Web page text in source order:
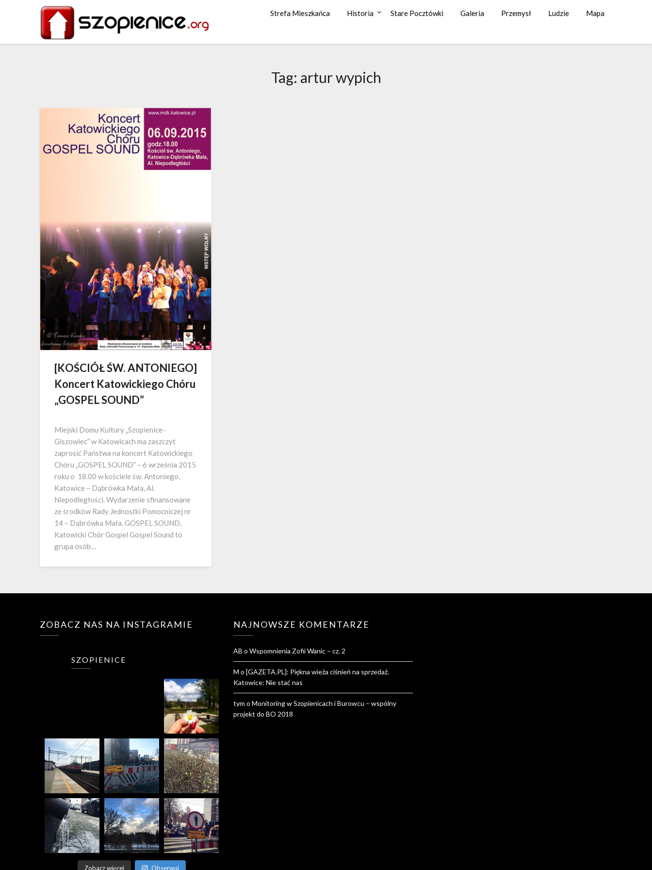
Strefa Mieszkańca Historia Stare Pocztówki Galeria Przemysł Ludzie Mapa
Tag: artur wypich
[KOŚCIÓŁ ŚW. ANTONIEGO]
Koncert Katowickiego Chóru
„GOSPEL SOUND”
Miejski Domu Kultury „Szopienice-
Giszowiec” w Katowicach ma zaszczyt
zaprosić Państwa na koncert Katowickiego
Chóru „GOSPEL SOUND” – 6 września 2015
roku o 18.00 w kościele św. Antoniego,
Katowice – Dąbrówka Mała, Al.
Niepodległości. Wydarzenie sfinansowane
ze środków Rady Jednostki Pomocniczej nr
14 – Dąbrówka Mała. GOSPEL SOUND,
Katowicki Chór Gospel Gospel Sound to
grupa osób…
ZOBACZ NAS NA INSTAGRAMIE
SZOPIENICE
Zobacz więcej Obserwuj
NAJNOWSZE KOMENTARZE
AB oWspomnienia Zofii Wanic – cz. 2
M o[GAZETA.PL]: Piękna wieża ciśnień na sprzedaż.
Katowice: Nie stać nas
tym oMonitoring w Szopienicach i Burowcu – wspólny
projekt do BO 2018